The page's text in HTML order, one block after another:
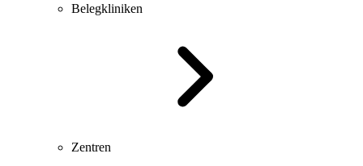
Belegkliniken
Zentren